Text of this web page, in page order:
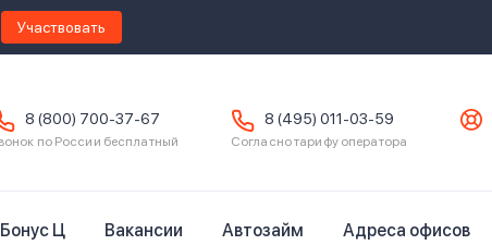
Участвовать
8 (800) 700-37-67
по России бесплатный
8 (495) 011-03-59
Согласно тарифу оператора
Бонус Ц Вакансии Автозайм Адреса офисов